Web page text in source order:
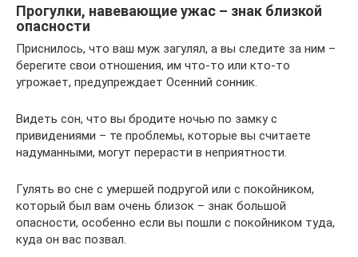
Прогулки, навевающие ужас – знак близкой
опасности
Приснилось, что ваш муж загулял, а вы следите за ним –
берегите свои отношения, им что-то или кто-то
угрожает, предупреждает Осенний сонник.
Видеть сон, что вы бродите ночью по замку с
привидениями – те проблемы, которые вы считаете
надуманными, могут перерасти в неприятности.
Гулять во сне с умершей подругой или с покойником,
который был вам очень близок – знак большой
опасности, особенно если вы пошли с покойником туда,
куда он вас позвал.